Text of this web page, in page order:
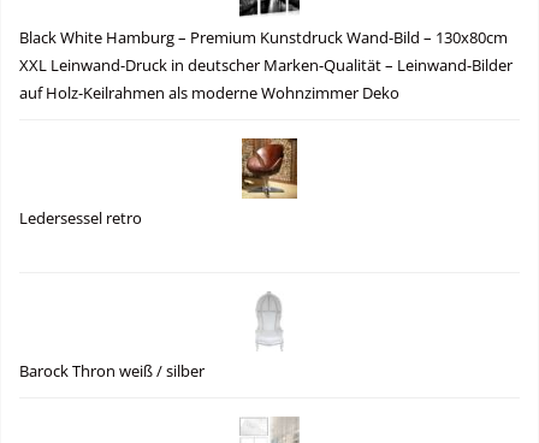
Black White Hamburg – Premium Kunstdruck Wand-Bild – 130x80cm
XXL Leinwand-Druck in deutscher Marken-Qualität – Leinwand-Bilder
auf Holz-Keilrahmen als moderne Wohnzimmer Deko
Ledersessel retro
Barock Thron weiß / silber